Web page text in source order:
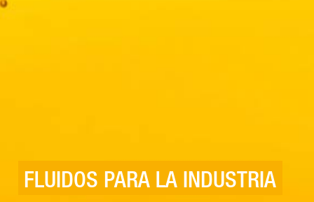
FLUIDOS PARA LA INDUSTRIA